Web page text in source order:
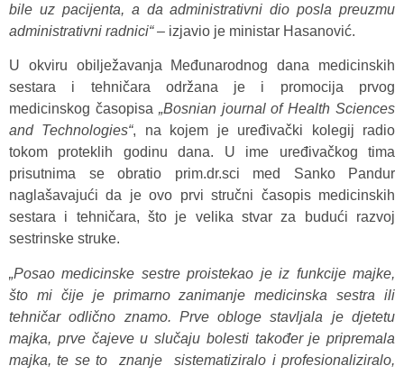
bile uz pacijenta, a da administrativni dio posla preuzmu
administrativni radnici“ – izjavio je ministar Hasanović.
U okviru obilježavanja Međunarodnog dana medicinskih
sestara i tehničara održana je i promocija prvog
medicinskog časopisa „Bosnian journal of Health Sciences
and Technologies“, na kojem je uređivački kolegij radio
tokom proteklih godinu dana. U ime uređivačkog tima
prisutnima se obratio prim.dr.sci med Sanko Pandur
naglašavajući da je ovo prvi stručni časopis medicinskih
sestara i tehničara, što je velika stvar za budući razvoj
sestrinske struke.
„Posao medicinske sestre proistekao je iz funkcije majke,
što mi čije je primarno zanimanje medicinska sestra ili
tehničar odlično znamo. Prve obloge stavljala je djetetu
majka, prve čajeve u slučaju bolesti također je pripremala
majka, te se to znanje sistematiziralo i profesionaliziralo,